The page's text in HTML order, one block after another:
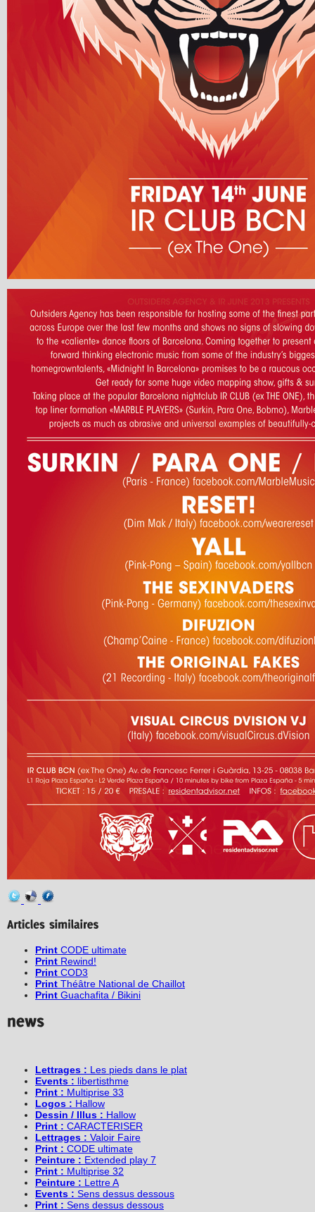
Print CODE ultimate
Print Rewind!
Print COD3
Print Théâtre National de Chaillot
Print Guachafita / Bikini
Lettrages : Les pieds dans le plat
Events : libertisthme
Print : Multiprise 33
Logos : Hallow
Dessin / Illus : Hallow
Print : CARACTERISER
Lettrages : Valoir Faire
Print : CODE ultimate
Peinture : Extended play 7
Print : Multiprise 32
Peinture : Lettre A
Events : Sens dessus dessous
Print : Sens dessus dessous